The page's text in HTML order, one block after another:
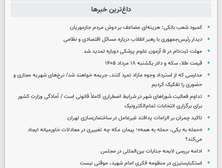
داغ‌ترین خبرها
کمبود شعب بانکی؛ هزینه‌ای مضاعف بر دوش مردم جازموریان
دیدار رئیس‌جمهوری با رهبر انقلاب درباره مسائل اقتصادی و نظامی
مهلت ثبت‌نام در ۵ آزمون علوم پزشکی دوباره تمدید شد
قیمت طلا، سکه و دلار یکشنبه ۱۸ مرداد ۱۴۰۵
مدارسی که از استرداد وجوه مازاد تمرد کنند، جریمه خواهند شد/ نرخ‌های شهریه مجازی و
حضوری را تفکیک کردیم
تداوم فعالیت شوراهای شهر در شرایط اضطراری کاملاً قانونی است / آمادگی وزارت کشور
برای برگزاری انتخابات تمام‌الکترونیک
تاکید چمران بر الزامات پدافند غیرعامل در ساختمان‌سازی تهران
«حمله به یکی، حمله به همه»؛ پیمان مکه چه تغییری در معادلات خاورمیانه ایجاد
می‌کند؟
ادامه بررسی لایحه جنایات بین‌المللی در مجلس
استکبارستیزی در منظومه فکری امام شهید، موقتی نیست